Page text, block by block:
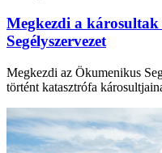
Megkezdi a károsultak
Segélyszervezet
Megkezdi az Ökumenikus
történt katasztrófa